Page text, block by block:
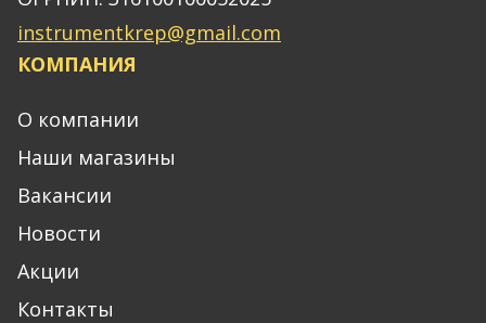
instrumentkrep@gmail.com
КОМПАНИЯ
О компании
Наши магазины
Вакансии
Новости
Акции
Контакты